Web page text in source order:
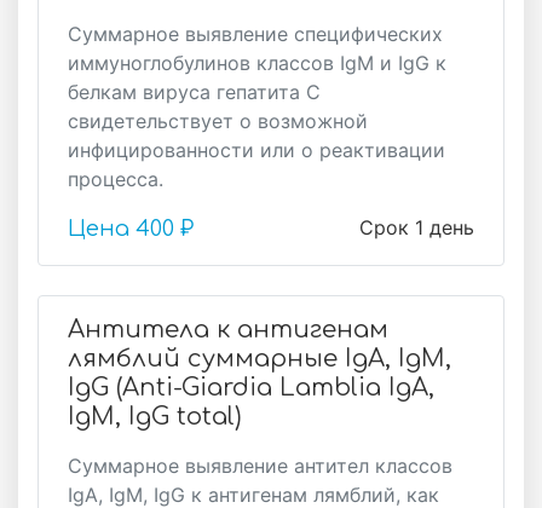
Суммарное выявление специфических
иммуноглобулинов классов IgM и IgG к
белкам вируса гепатита С
свидетельствует о возможной
инфицированности или о реактивации
процесса.
Срок 1 день
Цена 400 ₽
Антитела к антигенам
лямблий суммарные IgA, IgM,
IgG (Anti-Giardia Lamblia IgA,
IgM, IgG total)
Суммарное выявление антител классов
IgA, IgM, IgG к антигенам лямблий, как